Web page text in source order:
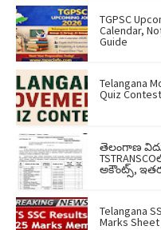
TGPSC
Calendar,
Guide
Telangana
Quiz Contest
తెలంగాణ
అకౌంట్స్, ఇతర
Telangana
Marks